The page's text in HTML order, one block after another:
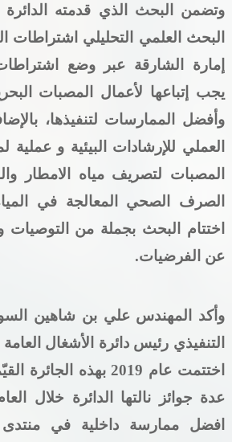
وتضمن البحث الذي قدمته
البحث العلمي التحليلي اشتراطات
إمارة الشارقة عبر وضع
يجب إتباعها لأعمال المصبات
وأفضل الممارسات لتنفيذها،
العملي للإرشادات البيئية و عملية
المصبات لتصريف مياه الامطار
الصرف الصحي المعالجة في
اختتام البحث بجملة من التوصيات
عن الفرضيات.
وأكد المهندس علي بن شاهين
التنفيذي رئيس دائرة الأشغال العامة
اختتمت عام 2019 بهذه الجائرة القيّمة
عدة جوائز نالتها الدائرة خلال
افضل ممارسة داخلية في منتدى